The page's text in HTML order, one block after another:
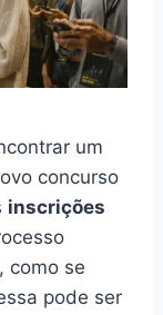
um
concurso
inscrições
como se
pode ser